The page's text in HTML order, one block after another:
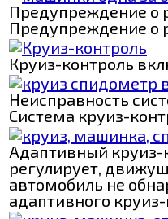
Предупреждение о
Предупреждение о
Круиз-контроль
Неисправность
Система круиз-
Адаптивный круиз-
регулирует,
автомобиль не
адаптивного